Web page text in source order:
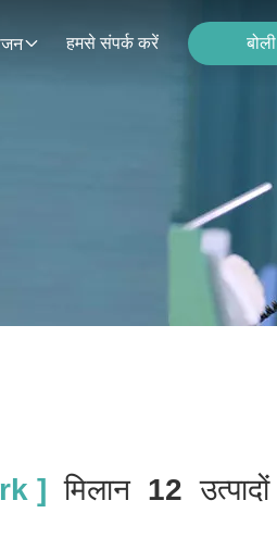
हमसे संपर्क करें बोली
] मिलान 12 उत्पादों